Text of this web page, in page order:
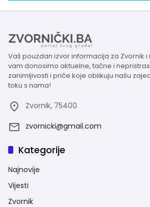
Vaš pouzdan izvor informacija za Zvornik
vam donosimo aktuelne, tačne i
zanimljivosti i priče koje oblikuju našu
toku s nama!
Zvornik, 75400
zvornicki@gmail.com
Kategorije
Najnovije
Vijesti
Zvornik